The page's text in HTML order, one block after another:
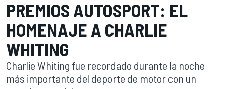
PREMIOS AUTOSPORT: EL
HOMENAJE A CHARLIE
WHITING
Charlie Whiting fue recordado durante la noche
más importante del deporte de motor con un